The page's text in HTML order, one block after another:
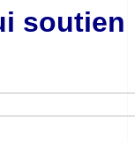
soutien